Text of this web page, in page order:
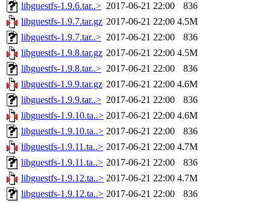
libguestfs-1.9.6.tar..> 2017-06-21 22:00
836
libguestfs-1.9.7.tar.gz 2017-06-21 22:00 4.5M
libguestfs-1.9.7.tar..> 2017-06-21 22:00
836
libguestfs-1.9.8.tar.gz 2017-06-21 22:00 4.5M
libguestfs-1.9.8.tar..> 2017-06-21 22:00
836
libguestfs-1.9.9.tar.gz 2017-06-21 22:00 4.6M
libguestfs-1.9.9.tar..> 2017-06-21 22:00
836
libguestfs-1.9.10.ta..> 2017-06-21 22:00 4.6M
libguestfs-1.9.10.ta..> 2017-06-21 22:00
836
libguestfs-1.9.11.ta..> 2017-06-21 22:00 4.7M
libguestfs-1.9.11.ta..> 2017-06-21 22:00
836
libguestfs-1.9.12.ta..> 2017-06-21 22:00 4.7M
libguestfs-1.9.12.ta..> 2017-06-21 22:00
836